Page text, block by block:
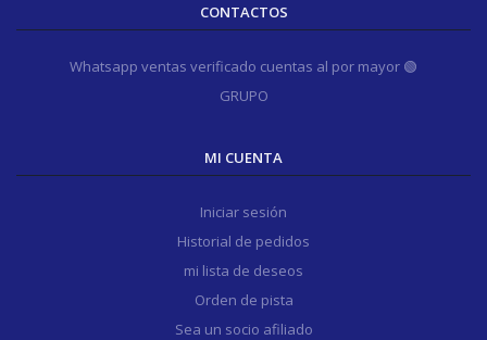
CONTACTOS
Whatsapp ventas verificado cuentas al por mayor 🟢
GRUPO
MI CUENTA
Iniciar sesión
Historial de pedidos
mi lista de deseos
Orden de pista
Sea un socio afiliado